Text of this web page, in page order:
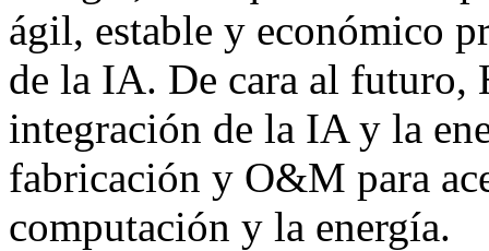
ágil, estable y económico
de la IA. De cara al
integración de la IA y la
fabricación y O&M para
computación y la energía.